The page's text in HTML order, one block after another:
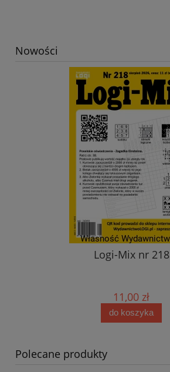
Nowości
Logi-Mix nr 218
11,00 zł
do koszyka
Polecane produkty